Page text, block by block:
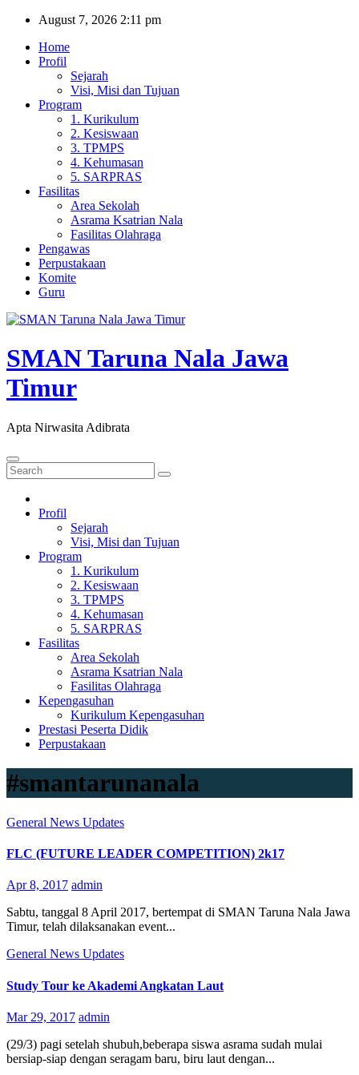
Skip
content
August 7, 2026 2:11 pm
Home
Profil
Sejarah
Visi, Misi dan Tujuan
Program
1. Kurikulum
2. Kesiswaan
3. TPMPS
4. Kehumasan
5. SARPRAS
Fasilitas
Area Sekolah
Asrama Ksatrian Nala
Fasilitas Olahraga
Pengawas
Perpustakaan
Komite
Guru
SMAN Taruna Nala Jawa
Timur
Apta Nirwasita Adibrata
Profil
Sejarah
Visi, Misi dan Tujuan
Program
1. Kurikulum
2. Kesiswaan
3. TPMPS
4. Kehumasan
5. SARPRAS
Fasilitas
Area Sekolah
Asrama Ksatrian Nala
Fasilitas Olahraga
Kepengasuhan
Kurikulum Kepengasuhan
Prestasi Peserta Didik
Perpustakaan
#smantarunanala
General News Updates
FLC (FUTURE LEADER COMPETITION) 2k17
Apr 8, 2017 admin
Sabtu, tanggal 8 April 2017, bertempat di SMAN Taruna Nala Jawa
Timur, telah dilaksanakan event...
General News Updates
Study Tour ke Akademi Angkatan Laut
Mar 29, 2017 admin
(29/3) pagi setelah shubuh,beberapa siswa asrama sudah mulai
bersiap-siap dengan seragam baru, biru laut dengan...